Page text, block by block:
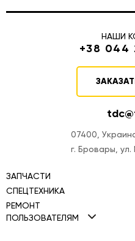
ЗАПЧАСТИ
СПЕЦТЕХНИКА
Мини-погрузчики TDC
РЕМОНТ
ПОЛЬЗОВАТЕЛЯМ
НАШИ
+38 044
07400,
г. Бровары, ул.